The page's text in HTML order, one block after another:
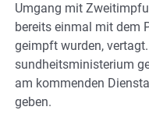
Umgang mit
bereits einmal mit dem
geimpft wurden,
sund­heits­mi­nis­terium
am kommen­den
geben.